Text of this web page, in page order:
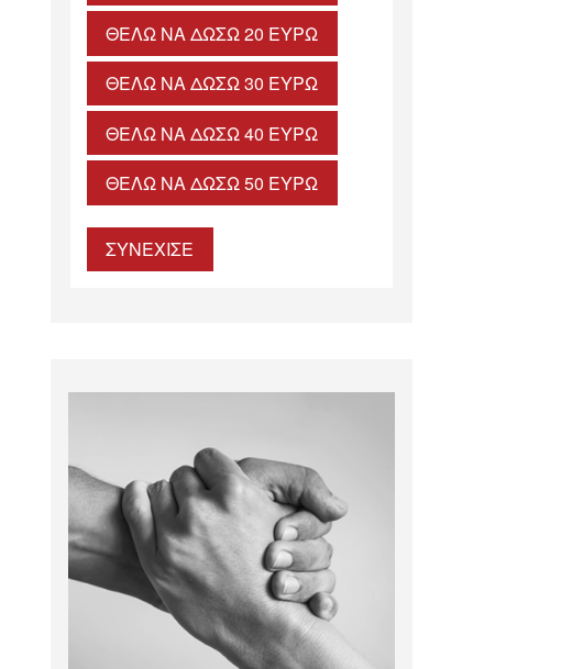
ΘΈΛΩ ΝΑ ΔΏΣΩ 20 ΕΥΡΏ
ΘΈΛΩ ΝΑ ΔΏΣΩ 30 ΕΥΡΏ
ΘΈΛΩ ΝΑ ΔΏΣΩ 40 ΕΥΡΏ
ΘΈΛΩ ΝΑ ΔΏΣΩ 50 ΕΥΡΏ
ΣΥΝΕΧΙΣΕ